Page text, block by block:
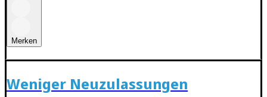
Merken
Weniger Neuzulassungen